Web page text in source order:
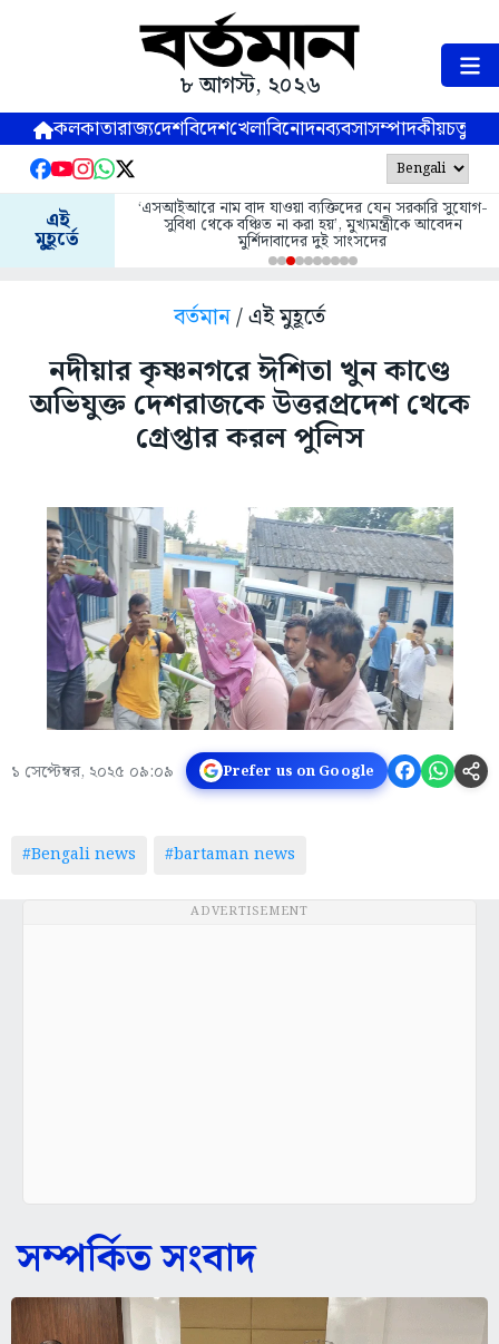
৮ আগস্ট, ২০২৬
কলকাতারাজ্যদেশবিদেশখেলাবিনোদনব্যবসাসম্পাদকীয়
এই
মুহূর্তে
‘এসআইআরে নাম বাদ যাওয়া ব্যক্তিদের যেন সরকারি সুযোগ-
সুবিধা থেকে বঞ্চিত না করা হয়’, মুখ্যমন্ত্রীকে আবেদন
মুর্শিদাবাদের দুই সাংসদের
বর্তমান/ এই মুহূর্তে
নদীয়ার কৃষ্ণনগরে ঈশিতা খুন কাণ্ডে
অভিযুক্ত দেশরাজকে উত্তরপ্রদেশ থেকে
গ্রেপ্তার করল পুলিস
১ সেপ্টেম্বর, ২০২৫ ০৯:০৯ Prefer us on Google
#Bengali news #bartaman news
ADVERTISEMENT
সম্পর্কিত সংবাদ